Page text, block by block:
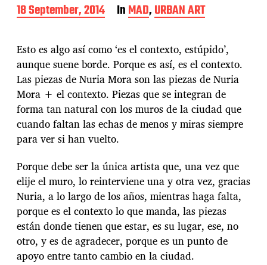
P
o
t
d
a
t
e
18 September, 2014 InMAD,URBAN ART
Esto es algo así como ‘es el contexto, estúpido’,
aunque suene borde. Porque es así, es el contexto.
Las piezas de Nuria Mora son las piezas de Nuria
Mora + el contexto. Piezas que se integran de
forma tan natural con los muros de la ciudad que
cuando faltan las echas de menos y miras siempre
para ver si han vuelto.
Porque debe ser la única artista que, una vez que
elije el muro, lo reinterviene una y otra vez, gracias
Nuria, a lo largo de los años, mientras haga falta,
porque es el contexto lo que manda, las piezas
están donde tienen que estar, es su lugar, ese, no
otro, y es de agradecer, porque es un punto de
apoyo entre tanto cambio en la ciudad.